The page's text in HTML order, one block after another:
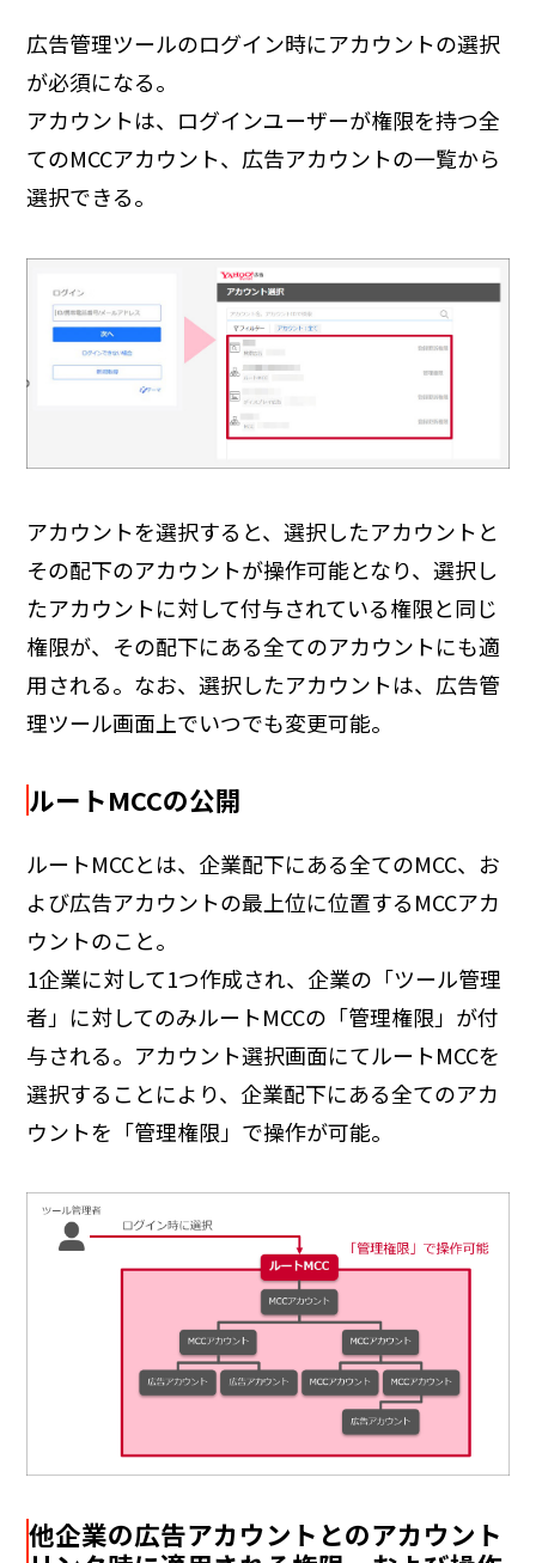
広告管理ツールのログイン時にアカウントの選択
が必須になる。
アカウントは、ログインユーザーが権限を持つ全
てのMCCアカウント、広告アカウントの一覧から
選択できる。
アカウントを選択すると、選択したアカウントと
その配下のアカウントが操作可能となり、選択し
たアカウントに対して付与されている権限と同じ
権限が、その配下にある全てのアカウントにも適
用される。なお、選択したアカウントは、広告管
理ツール画面上でいつでも変更可能。
ルートMCCの公開
ルートMCCとは、企業配下にある全てのMCC、お
よび広告アカウントの最上位に位置するMCCアカ
ウントのこと。
1企業に対して1つ作成され、企業の「ツール管理
者」に対してのみルートMCCの「管理権限」が付
与される。アカウント選択画面にてルートMCCを
選択することにより、企業配下にある全てのアカ
ウントを「管理権限」で操作が可能。
他企業の広告アカウントとのアカウント